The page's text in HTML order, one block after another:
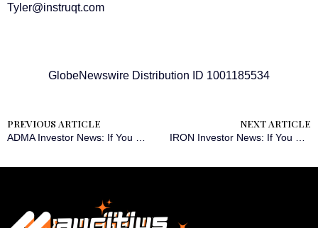
Tyler@instruqt.com
GlobeNewswire Distribution ID 1001185534
PREVIOUS ARTICLE NEXT ARTICLE